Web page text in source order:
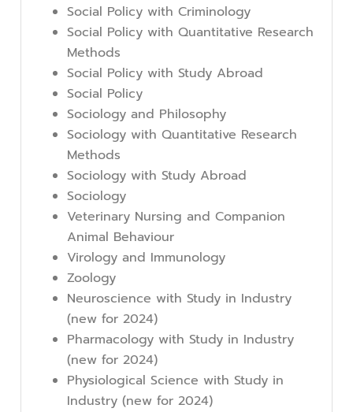
Social Policy with Criminology
Social Policy with Quantitative Research
Methods
Social Policy with Study Abroad
Social Policy
Sociology and Philosophy
Sociology with Quantitative Research
Methods
Sociology with Study Abroad
Sociology
Veterinary Nursing and Companion
Animal Behaviour
Virology and Immunology
Zoology
Neuroscience with Study in Industry
(new for 2024)
Pharmacology with Study in Industry
(new for 2024)
Physiological Science with Study in
Industry (new for 2024)